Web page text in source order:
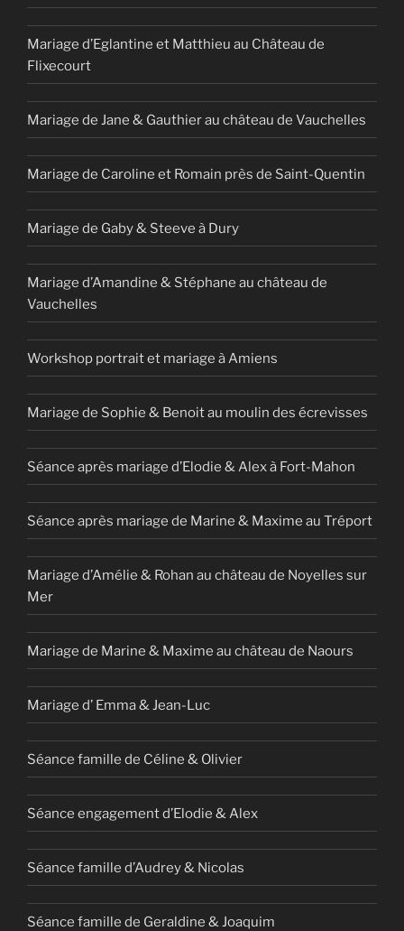
Mariage d’Eglantine et Matthieu au Château de
Flixecourt
Mariage de Jane & Gauthier au château de Vauchelles
Mariage de Caroline et Romain près de Saint-Quentin
Mariage de Gaby & Steeve à Dury
Mariage d’Amandine & Stéphane au château de
Vauchelles
Workshop portrait et mariage à Amiens
Mariage de Sophie & Benoit au moulin des écrevisses
Séance après mariage d’Elodie & Alex à Fort-Mahon
Séance après mariage de Marine & Maxime au Tréport
Mariage d’Amélie & Rohan au château de Noyelles sur
Mer
Mariage de Marine & Maxime au château de Naours
Mariage d’ Emma & Jean-Luc
Séance famille de Céline & Olivier
Séance engagement d’Elodie & Alex
Séance famille d’Audrey & Nicolas
Séance famille de Geraldine & Joaquim